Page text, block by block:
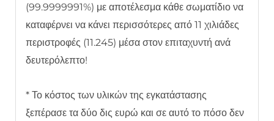
(99.9999991%) με αποτέλεσμα κάθε σωματίδιο να
καταφέρνει να κάνει περισσότερες από 11 χιλιάδες
περιστροφές (11.245) μέσα στον επιταχυντή ανά
δευτερόλεπτο!
* Το κόστος των υλικών της εγκατάστασης
ξεπέρασε τα δύο δις ευρώ και σε αυτό το πόσο δεν